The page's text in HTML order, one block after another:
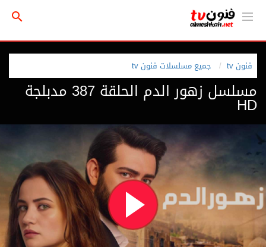
فنون tv جميع مسلسلات فنون tv
مسلسل زهور الدم الحلقة 387 مدبلجة
HD